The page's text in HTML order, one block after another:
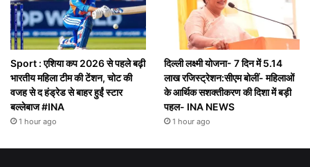
Sport : एशिया कप 2026 से पहले बढ़ी
भारतीय महिला टीम की टेंशन, चोट की
वजह से द हंड्रेड से बाहर हुईं स्टार
बल्लेबाज #INA
1 hour ago
दिल्ली लक्ष्मी योजना- 7 दिन में 5.14
लाख रजिस्ट्रेशन:सीएम बोलीं- महिलाओं
के आर्थिक सशक्तीकरण की दिशा में बड़ी
पहल- INA NEWS
1 hour ago